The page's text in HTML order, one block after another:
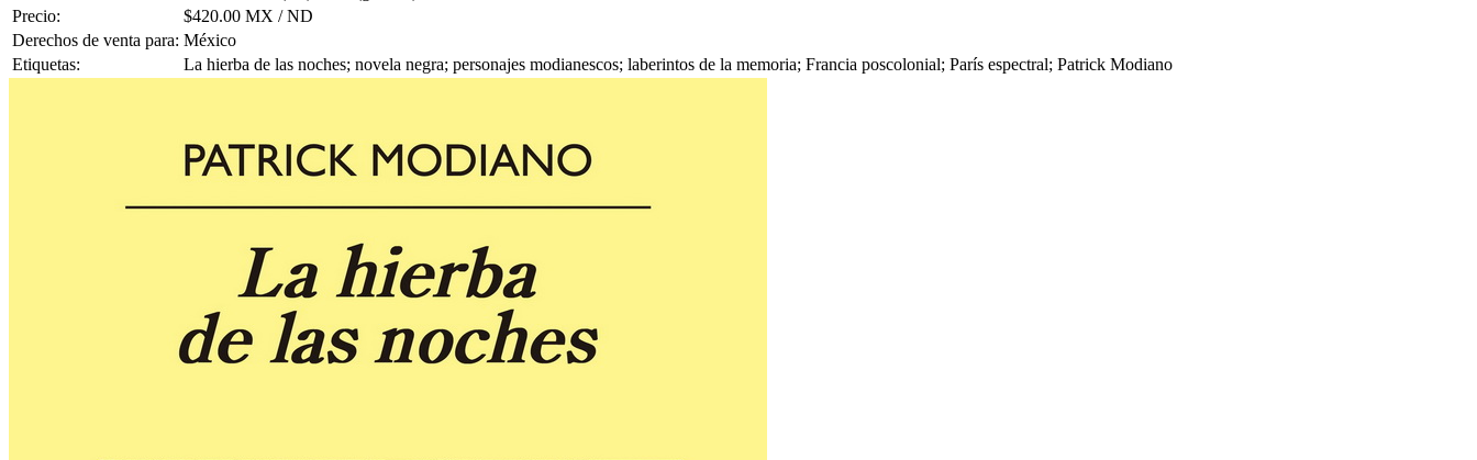
Precio:
$420.00 MX / ND
Derechos de venta para: México
Etiquetas:
La hierba de las noches; novela negra; personajes modianescos; laberintos de la memoria; Francia poscolonial; París espectral; Patrick Modiano